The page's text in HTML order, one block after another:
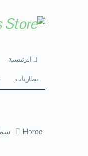
الرئيسية
بطاريات
Home